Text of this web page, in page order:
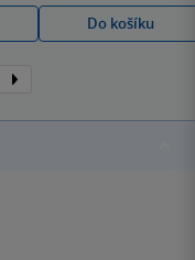
Do košíku